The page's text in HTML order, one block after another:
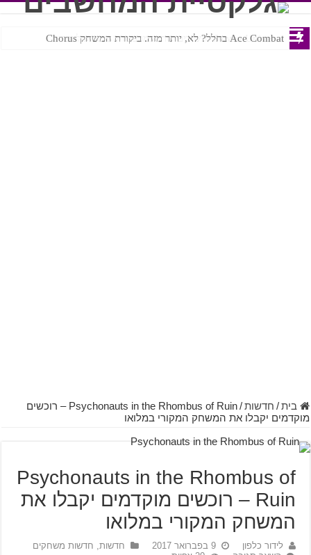
Ace Combat בחלל? לא, יותר מזה. ביקורת המשחק Chorus
Steven Universe והשירים שתורגמו בצורה נוראית לעברית
בית / חדשות /
Psychonauts in the Rhombus of Ruin – רוכשים
מוקדמים יקבלו את המשחק המקורי במלואו
Psychonauts in the Rhombus of
Ruin – רוכשים מוקדמים יקבלו את
המשחק המקורי במלואו
לידור כלפון 9 בפברואר 2017 חדשות, חדשות משחקים